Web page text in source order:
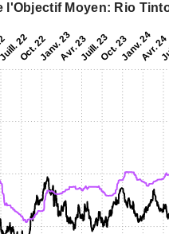
l'Objectif Moyen: Rio